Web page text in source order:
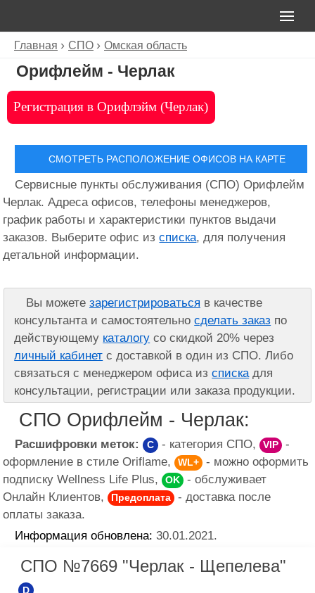
Главная СПО Омская область
Орифлейм - Черлак
Регистрация в Орифлэйм (Черлак)
СМОТРЕТЬ РАСПОЛОЖЕНИЕ ОФИСОВ НА КАРТЕ
Сервисные пункты обслуживания (СПО) Орифлейм
Черлак. Адреса офисов, телефоны менеджеров,
график работы и характеристики пунктов выдачи
заказов. Выберите офис изсписка, для получения
детальной информации.
Вы можетезарегистрироваться в качестве
консультанта и самостоятельносделать заказ по
действующему каталогу со скидкой 20% через
личный кабинет с доставкой в один из СПО. Либо
связаться с менеджером офиса изспискадля
консультации, регистрации или заказа продукции.
СПО Орифлейм - Черлак:
Расшифровки меток: C - категория СПО, VIP
-
оформление в стиле Oriflame, WL+
- можно оформить
подписку Wellness Life Plus, OK
- обслуживает
Онлайн Клиентов, Предоплата
- доставка после
оплаты заказа.
Информация обновлена: 30.01.2021.
СПО №7669 "Черлак - Щепелева"
D